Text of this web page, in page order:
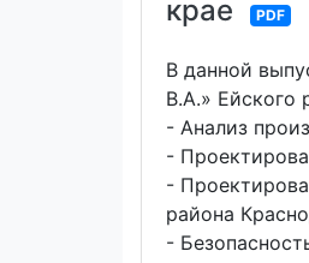
крае
PDF
В данной
В.А.» Ейского
- Анализ
-
-
района
-